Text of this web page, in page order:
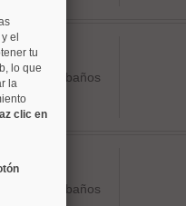
1 baños
2 baños
el
tu
lo que
la
clic en